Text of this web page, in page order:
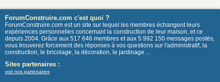
ForumConstruire.com c'est quoi ?
ForumConstruire.com est un site sur lequel les membres échangent leurs
expériences personnelles concernant la construction de leur maison, et ce
depuis 2004. Grâce aux 517 646 membres et aux 5 992 150 messages postés,
vous trouverez forcement des réponses à vos questions sur l'administratif, la
construction, le bricolage, la décoration, le jardinage ...
Sites partenaires :
voir nos partenaires